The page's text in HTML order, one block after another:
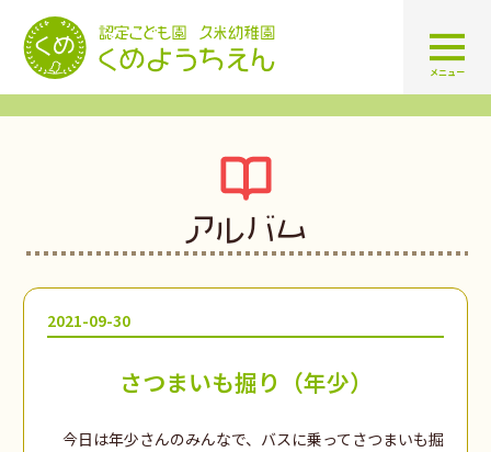
認定こども園 学校法人久米幼
メニュー
アルバム
2021-09-30
さつまいも掘り（年少）
今日は年少さんのみんなで、バスに乗ってさつまいも掘